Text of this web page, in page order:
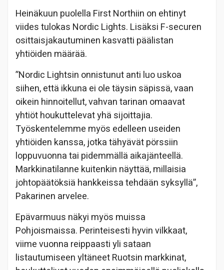
Heinäkuun puolella First Northiin on ehtinyt
viides tulokas Nordic Lights. Lisäksi F-securen
osittaisjakautuminen kasvatti päälistan
yhtiöiden määrää.
”Nordic Lightsin onnistunut anti luo uskoa
siihen, että ikkuna ei ole täysin säpissä, vaan
oikein hinnoitellut, vahvan tarinan omaavat
yhtiöt houkuttelevat yhä sijoittajia.
Työskentelemme myös edelleen useiden
yhtiöiden kanssa, jotka tähyävät pörssiin
loppuvuonna tai pidemmällä aikajänteellä.
Markkinatilanne kuitenkin näyttää, millaisia
johtopäätöksiä hankkeissa tehdään syksyllä”,
Pakarinen arvelee.
Epävarmuus näkyi myös muissa
Pohjoismaissa. Perinteisesti hyvin vilkkaat,
viime vuonna reippaasti yli sataan
listautumiseen yltäneet Ruotsin markkinat,